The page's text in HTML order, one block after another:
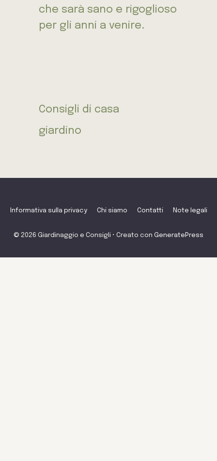
che sarà sano e rigoglioso
per gli anni a venire.
Consigli di casa
giardino
Informativa sulla privacy Chi siamo Contatti Note legali
© 2026 Giardinaggio e Consigli • Creato con GeneratePress